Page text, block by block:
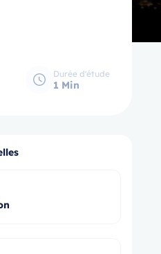
Durée d'étude
1 Min